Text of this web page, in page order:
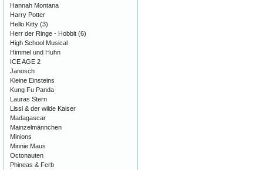
Hannah Montana
Harry Potter
Hello Kitty (3)
Herr der Ringe - Hobbit (6)
High School Musical
Himmel und Huhn
ICE AGE 2
Janosch
Kleine Einsteins
Kung Fu Panda
Lauras Stern
Lissi & der wilde Kaiser
Madagascar
Mainzelmännchen
Minions
Minnie Maus
Octonauten
Phineas & Ferb